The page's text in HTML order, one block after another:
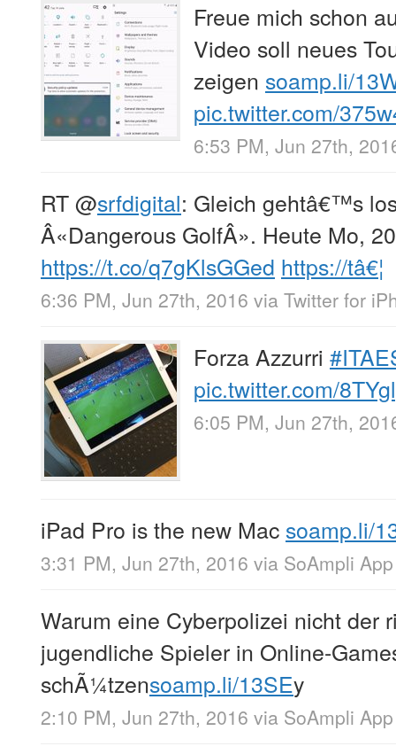
Freue mich schon
Video soll neues
zeigen soamp.li/
pic.twitter.com/
6:53 PM, Jun 27th,
RT@srfdigital: Gleich gehtâ€™s
Â«Dangerous GolfÂ». Heute Mo,
https://t.co/q7gKlsGGed https://tâ€¦
6:36 PM, Jun 27th, 2016 via Twitter for
Forza Azzurri
pic.twitter.com/
6:05 PM, Jun 27th,
iPad Pro is the new Mac soamp.li/
3:31 PM, Jun 27th, 2016 via SoAmpli App
Warum eine Cyberpolizei nicht der
jugendliche Spieler in Online-
schÃ¼tzensoamp.li/13SEy
2:10 PM, Jun 27th, 2016 via SoAmpli App